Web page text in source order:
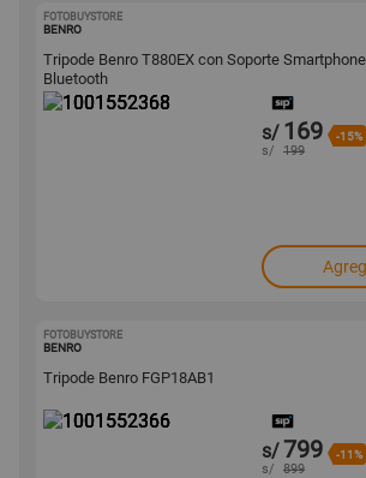
FOTOBUYSTORE
BENRO
Tripode Benro T880EX con Soporte
Bluetooth
s/ 169 -15%
s/ 199
FOTOBUYSTORE
BENRO
Tripode Benro FGP18AB1
s/799 -11%
s/ 899